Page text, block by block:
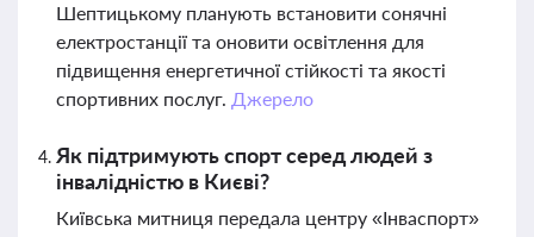
Шептицькому планують встановити сонячні
електростанції та оновити освітлення для
підвищення енергетичної стійкості та якості
спортивних послуг. Джерело
Як підтримують спорт серед людей з
інвалідністю в Києві?
Київська митниця передала центру «Інваспорт»